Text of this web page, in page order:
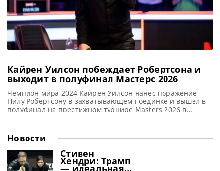
Кайрен Уилсон побеждает Робертсона и
выходит в полуфинал Мастерс 2026
Чемпион мира 2024 Кайрен Уилсон нанес поражение
Нилу Робертсону в захватывающем поединке и вышел в
полуфинал на престижном турнире Masters 2026 в
верх над Нилом Робертсоном и пробился в полуфинал
турнира Masters 2026. И сохранил шансы на завоевание
своего первого трофея Пола
Новости
Стивен
Хендри: Трамп
— идеальная